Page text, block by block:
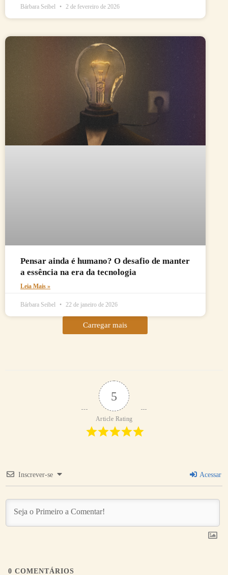
Bárbara Seibel 2 de fevereiro de 2026
Pensar ainda é humano? O desafio de manter
a essência na era da tecnologia
Leia Mais »
Bárbara Seibel 22 de janeiro de 2026
Carregar mais
5
Article Rating
Inscrever-se Acessar
0 COMENTÁRIOS